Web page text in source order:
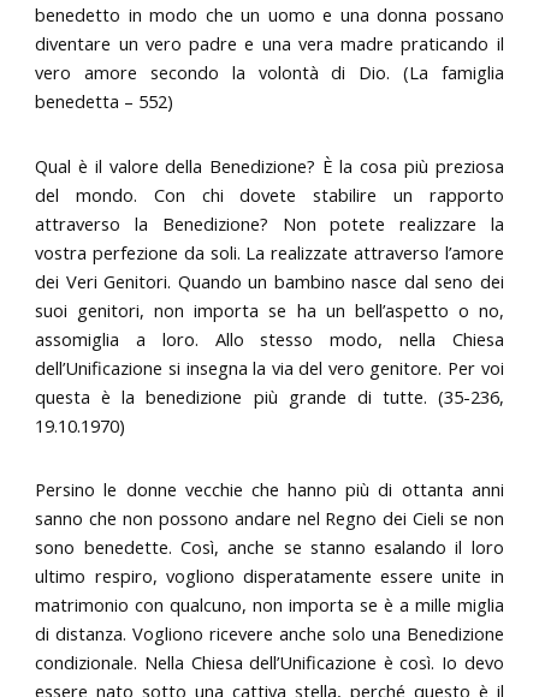
benedetto in modo che un uomo e una donna possano
diventare un vero padre e una vera madre praticando il
vero amore secondo la volontà di Dio. (La famiglia
benedetta – 552)
Qual è il valore della Benedizione? È la cosa più preziosa
del mondo. Con chi dovete stabilire un rapporto
attraverso la Benedizione? Non potete realizzare la
vostra perfezione da soli. La realizzate attraverso l’amore
dei Veri Genitori. Quando un bambino nasce dal seno dei
suoi genitori, non importa se ha un bell’aspetto o no,
assomiglia a loro. Allo stesso modo, nella Chiesa
dell’Unificazione si insegna la via del vero genitore. Per voi
questa è la benedizione più grande di tutte. (35-236,
19.10.1970)
Persino le donne vecchie che hanno più di ottanta anni
sanno che non possono andare nel Regno dei Cieli se non
sono benedette. Così, anche se stanno esalando il loro
ultimo respiro, vogliono disperatamente essere unite in
matrimonio con qualcuno, non importa se è a mille miglia
di distanza. Vogliono ricevere anche solo una Benedizione
condizionale. Nella Chiesa dell’Unificazione è così. Io devo
essere nato sotto una cattiva stella, perché questo è il